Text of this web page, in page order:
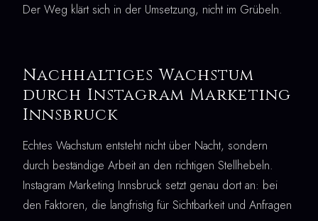
Der Weg klärt sich in der Umsetzung, nicht im Grübeln.
Nachhaltiges Wachstum
durch Instagram Marketing
Innsbruck
Echtes Wachstum entsteht nicht über Nacht, sondern
durch beständige Arbeit an den richtigen Stellhebeln.
Instagram Marketing Innsbruck setzt genau dort an: bei
den Faktoren, die langfristig für Sichtbarkeit und Anfragen